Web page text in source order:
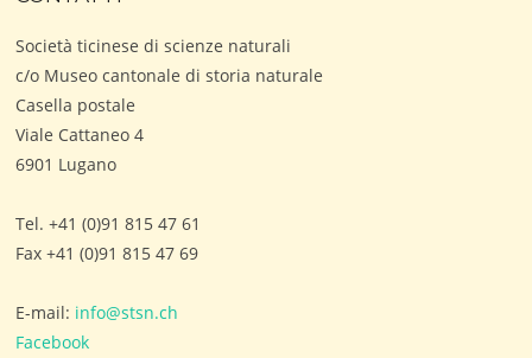
Società ticinese di scienze naturali
c/o Museo cantonale di storia naturale
Casella postale
Viale Cattaneo 4
6901 Lugano
Tel. +41 (0)91 815 47 61
Fax +41 (0)91 815 47 69
E-mail: info@stsn.ch
Facebook